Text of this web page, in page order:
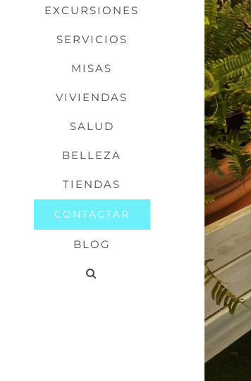
EXCURSIONES
SERVICIOS
MISAS
VIVIENDAS
SALUD
BELLEZA
TIENDAS
CONTACTAR
BLOG